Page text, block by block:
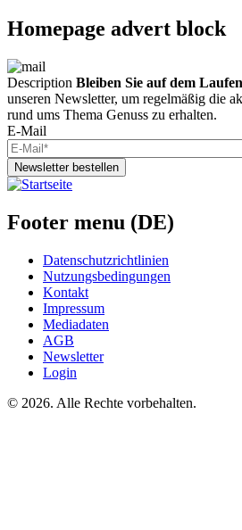
Homepage advert block
Description Bleiben Sie auf dem
unseren Newsletter, um regelmäßig die
rund ums Thema Genuss zu erhalten.
E-Mail
Newsletter bestellen
Footer menu (DE)
Datenschutzrichtlinien
Nutzungsbedingungen
Kontakt
Impressum
Mediadaten
AGB
Newsletter
Login
© 2026. Alle Rechte vorbehalten.